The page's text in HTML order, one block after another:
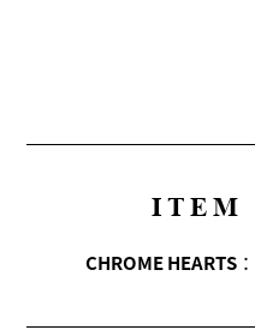
ITEM
CHROME HEARTS：